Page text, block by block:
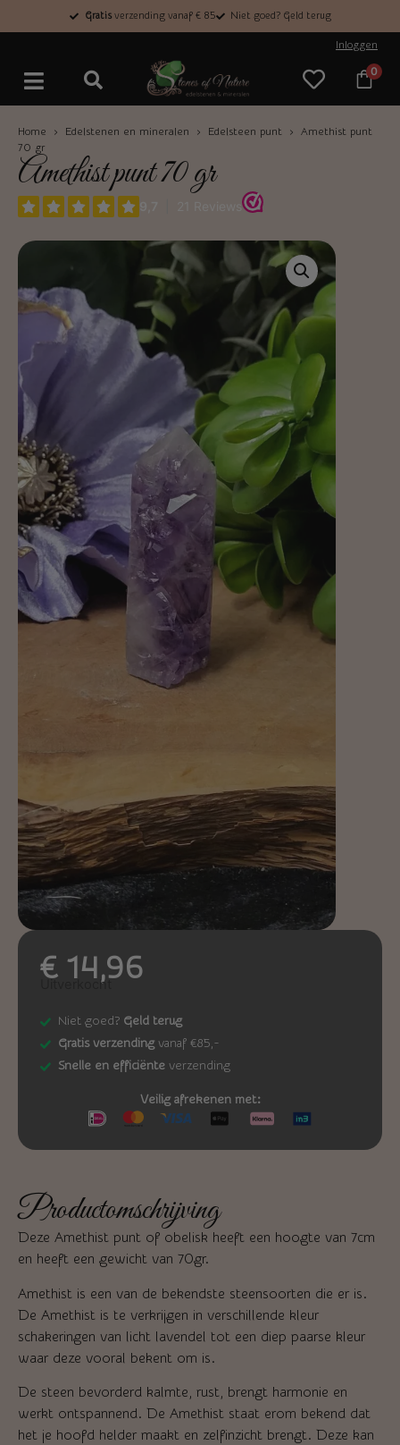
Gratisverzending vanaf € 85 Niet goed? Geld terug
Inloggen
0
Home › Edelstenen en mineralen › Edelsteen punt › Amethist punt
70 gr
Amethist punt 70 gr
€14,96
Uitverkocht
Niet goed? Geld terug
Gratis verzendingvanaf €85,-
Snelle en efficiënte verzending
Veilig afrekenen met:
Productomschrijving
Deze Amethist punt of obelisk heeft een hoogte van 7cm
en heeft een gewicht van 70gr.
Amethist is een van de bekendste steensoorten die er is.
De Amethist is te verkrijgen in verschillende kleur
schakeringen van licht lavendel tot een diep paarse kleur
waar deze vooral bekent om is.
De steen bevorderd kalmte, rust, brengt harmonie en
werkt ontspannend. De Amethist staat erom bekend dat
het je hoofd helder maakt en zelfinzicht brengt. Deze kan